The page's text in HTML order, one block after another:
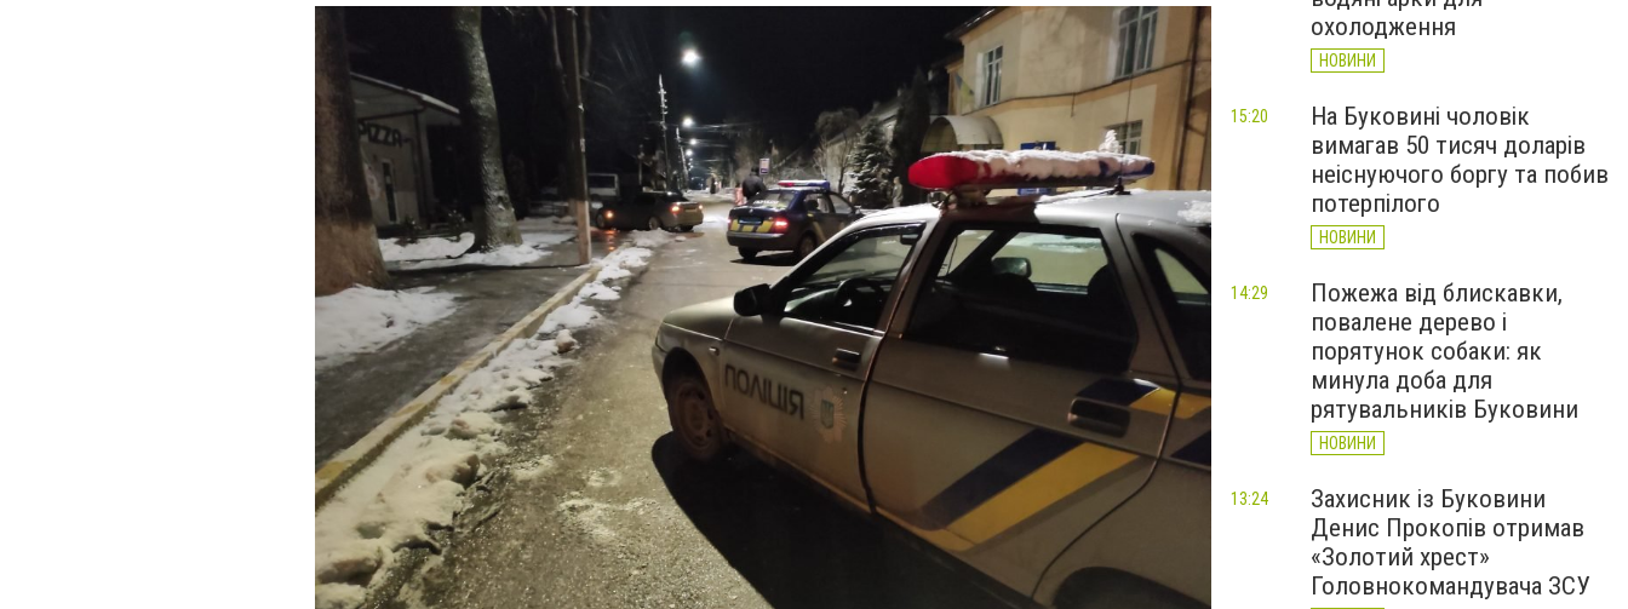
охолодження
НОВИНИ
На Буковині чоловік
вимагав 50 тисяч доларів
неіснуючого боргу та побив
потерпілого
НОВИНИ
15:20
Пожежа від блискавки,
повалене дерево і
порятунок собаки: як
минула доба для
рятувальників Буковини
НОВИНИ
14:29
Захисник із Буковини
Денис Прокопів отримав
«Золотий хрест»
Головнокомандувача ЗСУ
13:24